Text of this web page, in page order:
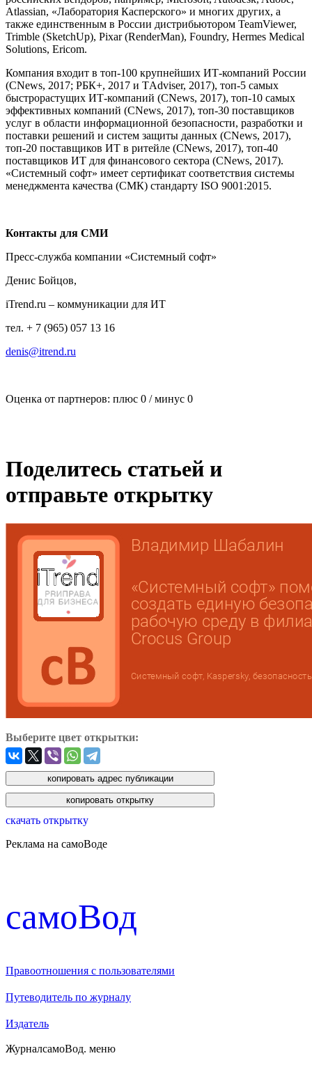
Atlassian, «Лаборатория Касперского» и многих других, а
также единственным в России дистрибьютором TeamViewer,
Trimble (SketchUp), Pixar (RenderMan), Foundry, Hermes Medical
Solutions, Ericom.
Компания входит в топ-100 крупнейших ИТ-компаний России
(CNews, 2017; РБК+, 2017 и ТAdviser, 2017), топ-5 самых
быстрорастущих ИТ-компаний (CNews, 2017), топ-10 самых
эффективных компаний (CNews, 2017), топ-30 поставщиков
услуг в области информационной безопасности, разработки и
поставки решений и систем защиты данных (CNews, 2017),
топ-20 поставщиков ИТ в ритейле (CNews, 2017), топ-40
поставщиков ИТ для финансового сектора (CNews, 2017).
«Системный cофт» имеет сертификат соответствия системы
менеджмента качества (СМК) стандарту ISO 9001:2015.
Контакты для СМИ
Пресс-служба компании «Системный софт»
Денис Бойцов,
iTrend.ru – коммуникации для ИТ
тел. + 7 (965) 057 13 16
denis@itrend.ru
Оценка от партнеров: плюс 0 / минус 0
Поделитесь статьей и
отправьте открытку
Выберите цвет открытки:
скачать открытку
Реклама на самоВоде
cамоВод
Правоотношения с пользователями
Путеводитель по журналу
Издатель
ЖурналсамоВод. меню